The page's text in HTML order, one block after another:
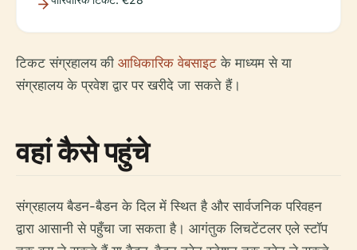
टिकट संग्रहालय की आधिकारिक वेबसाइट के माध्यम से या
संग्रहालय के प्रवेश द्वार पर खरीदे जा सकते हैं।
वहां कैसे पहुंचे
संग्रहालय बैडन-बैडन के दिल में स्थित है और सार्वजनिक परिवहन
द्वारा आसानी से पहुँचा जा सकता है। आगंतुक लिचटेंटलर एले स्टॉप